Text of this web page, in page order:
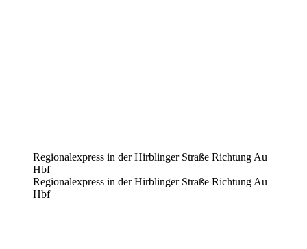
Regionalexpress in der Hirblinger Straße Richtung Au
Hbf
Regionalexpress in der Hirblinger Straße Richtung Au
Hbf